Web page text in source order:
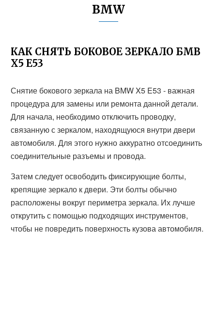
BMW
КАК СНЯТЬ БОКОВОЕ ЗЕРКАЛО БМВ
Х5 Е53
Снятие бокового зеркала на BMW X5 E53 - важная
процедура для замены или ремонта данной детали.
Для начала, необходимо отключить проводку,
связанную с зеркалом, находящуюся внутри двери
автомобиля. Для этого нужно аккуратно отсоединить
соединительные разъемы и провода.
Затем следует освободить фиксирующие болты,
крепящие зеркало к двери. Эти болты обычно
расположены вокруг периметра зеркала. Их лучше
открутить с помощью подходящих инструментов,
чтобы не повредить поверхность кузова автомобиля.